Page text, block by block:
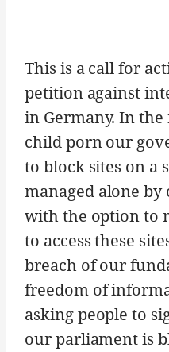
This is a call for
petition against
in Germany. In
child porn our
to block sites on a
managed alone
with the option to
to access these
breach of our
freedom of
asking people to
our parliament is